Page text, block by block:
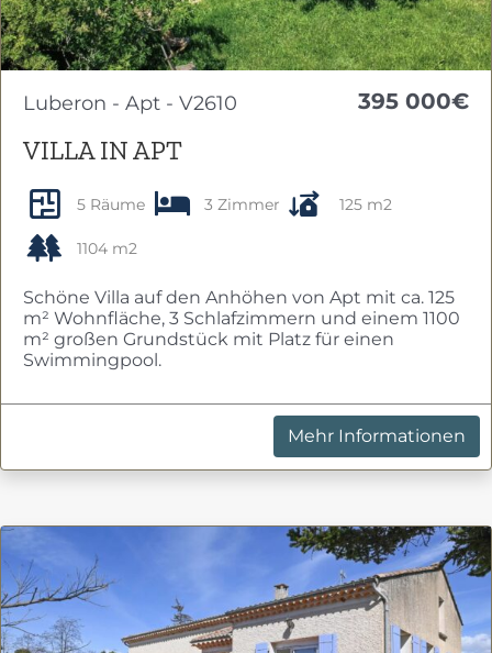
Luberon - Apt - V2610 395 000€
VILLA IN APT
5 Räume 3 Zimmer 125 m2
1104 m2
Schöne Villa auf den Anhöhen von Apt mit ca. 125
m² Wohnfläche, 3 Schlafzimmern und einem 1100
m² großen Grundstück mit Platz für einen
Swimmingpool.
Mehr Informationen